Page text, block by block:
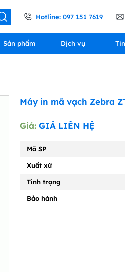
Hotline: 097 151 7619
Sản phẩm Dịch vụ
Máy in mã vạch Zebra
Giá:GIÁ LIÊN HỆ
Mã SP
Xuất xứ
Tình trạng
Bảo hành